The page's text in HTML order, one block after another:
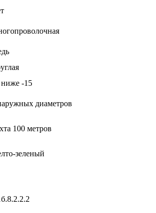
ниже -15
диаметров
100 метров
зеленый